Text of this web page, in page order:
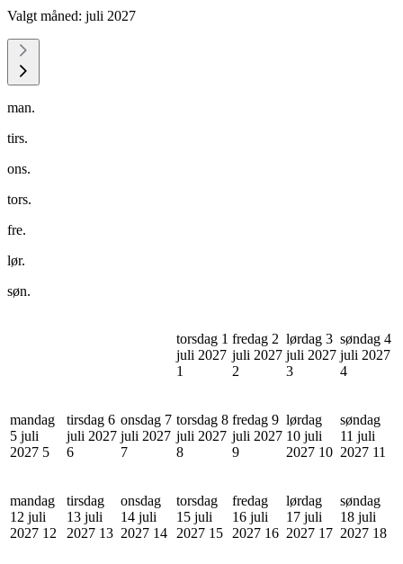
Valgt måned: juli 2027
man.
tirs.
ons.
tors.
fre.
lør.
søn.
torsdag 1
juli 2027
1
fredag 2
juli 2027
2
lørdag 3
juli 2027
3
søndag 4
juli 2027
4
mandag
5 juli
2027 5
tirsdag 6
juli 2027
6
onsdag 7
juli 2027
7
torsdag 8
juli 2027
8
fredag 9
juli 2027
9
lørdag
10 juli
2027 10
søndag
11 juli
2027 11
mandag
12 juli
2027 12
tirsdag
13 juli
2027 13
onsdag
14 juli
2027 14
torsdag
15 juli
2027 15
fredag
16 juli
2027 16
lørdag
17 juli
2027 17
søndag
18 juli
2027 18